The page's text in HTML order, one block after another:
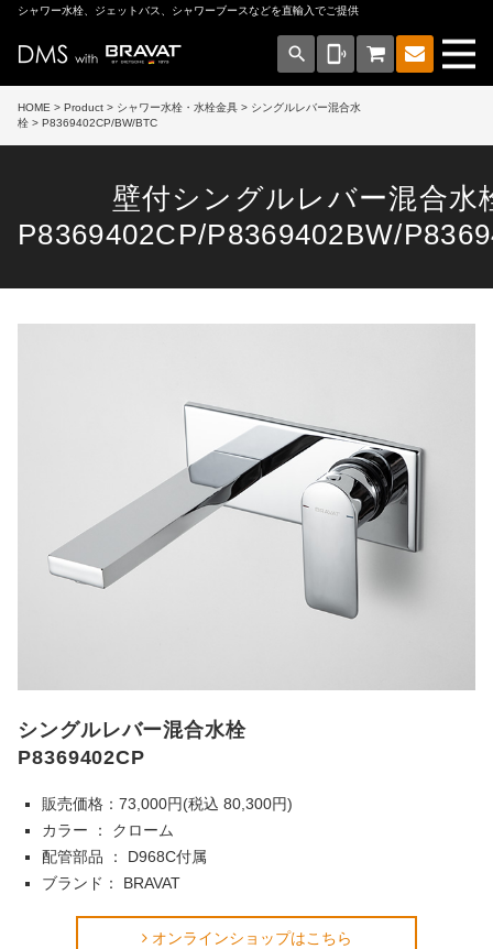
シャワー水栓、ジェットバス、シャワーブースなどを直輸入でご提供
search phonelink_ring
HOME > Product > シャワー水栓・水栓金具 > シングルレバー混合水
栓 > P8369402CP/BW/BTC
壁付シングルレバー混合水
P8369402CP/P8369402BW/
シングルレバー混合水栓
P8369402CP
販売価格：73,000円(税込 80,300円)
カラー ： クローム
配管部品 ： D968C付属
ブランド： BRAVAT
オンラインショップはこちら